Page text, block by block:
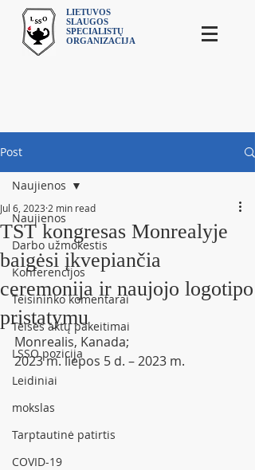
LIETUVOS
SLAUGOS
SPECIALISTŲ
ORGANIZACIJA
Post
Naujienos
Darbo užmokestis
Konferencijos
Teisininko komentarai
Teisės aktų pakeitimai
LSSO pozicija
Leidiniai
mokslas
Tarptautinė patirtis
COVID-19
Naujienos
TST kongresas Monrealyje
baigėsi įkvepiančia
ceremonija ir naujojo logotipo
pristatymu
Jul 6, 2023 2 min read
Monrealis, Kanada;
2023 m. liepos 5 d. – 2023 m.